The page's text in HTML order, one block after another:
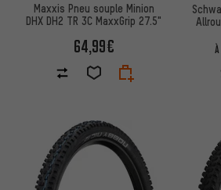
Maxxis Pneu souple Minion
DHX DH2 TR 3C MaxxGrip 27.5"
64,99€